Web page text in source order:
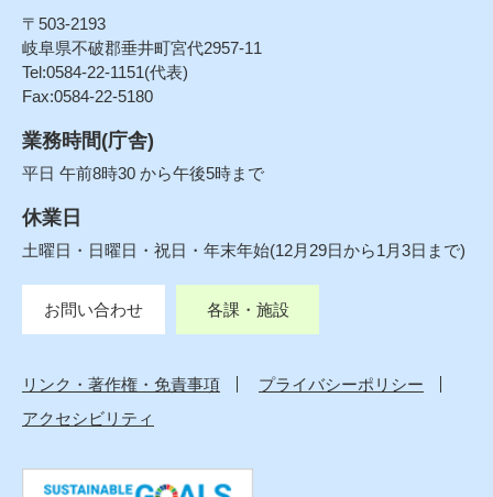
〒503-2193
岐阜県不破郡垂井町宮代2957-11
Tel:0584-22-1151(代表)
Fax:0584-22-5180
業務時間(庁舎)
平日 午前8時30 から午後5時まで
休業日
土曜日・日曜日・祝日・年末年始(12月29日から1月3日まで)
お問い合わせ 各課・施設
リンク・著作権・免責事項
プライバシーポリシー
アクセシビリティ